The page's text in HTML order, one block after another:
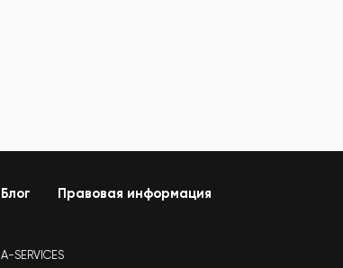
Блог Правовая информация
SERVICES